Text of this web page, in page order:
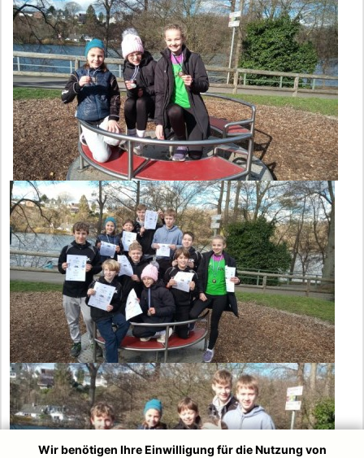
Wir benötigen Ihre Einwilligung für die Nutzung von